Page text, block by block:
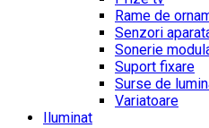
Rame de
Senzori
Sonerie
Suport fixare
Surse de
Variatoare
Iluminat